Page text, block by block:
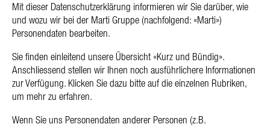
Mit dieser Datenschutzerklärung informieren wir Sie darüber, wie
und wozu wir bei der Marti Gruppe (nachfolgend: «Marti»)
Personendaten bearbeiten.
Sie finden einleitend unsere Übersicht «Kurz und Bündig».
Anschliessend stellen wir Ihnen noch ausführlichere Informationen
zur Verfügung. Klicken Sie dazu bitte auf die einzelnen Rubriken,
um mehr zu erfahren.
Wenn Sie uns Personendaten anderer Personen (z.B.